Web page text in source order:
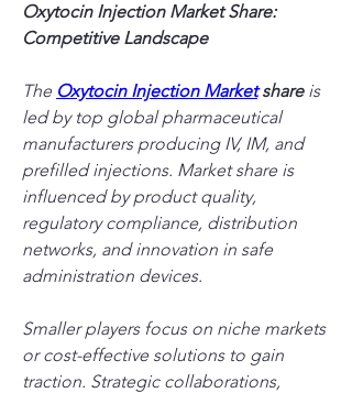
Oxytocin Injection Market Share:
Competitive Landscape
The Oxytocin Injection Market share is
led by top global pharmaceutical
manufacturers producing IV, IM, and
prefilled injections. Market share is
influenced by product quality,
regulatory compliance, distribution
networks, and innovation in safe
administration devices.
Smaller players focus on niche markets
or cost-effective solutions to gain
traction. Strategic collaborations,